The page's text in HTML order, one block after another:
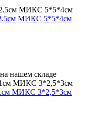
МИКС 5*5*4см
нашем складе
МИКС 3*2,5*3см